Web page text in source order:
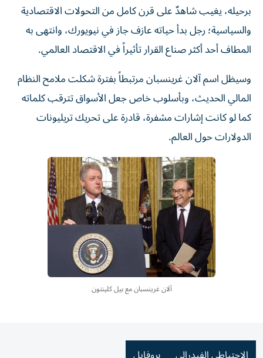
برحيله، يغيب شاهدٌ على قرن كامل من التحولات الاقتصادية
والسياسية؛ رجل بدأ حياته عازف جاز في نيويورك، وانتهى به
المطاف أحد أكثر صناع القرار تأثيراً في الاقتصاد العالمي.
وسيظل اسم آلان غرينسبان مرتبطاً بفترة شكلت ملامح النظام
المالي الحديث، وبأسلوب خاص جعل الأسواق تترقب كلماته
كما لو كانت إشارات مشفرة، قادرة على تحريك تريليونات
الدولارات حول العالم.
آلان غرينسبان مع بيل كلينتون